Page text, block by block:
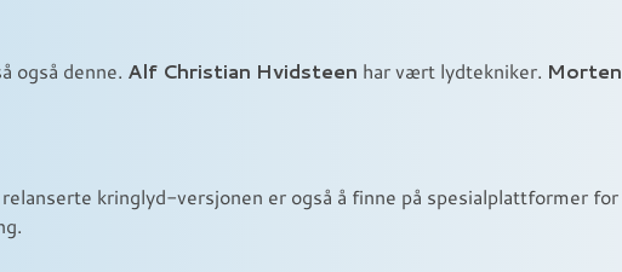
også denne. Alf Christian Hvidsteen har vært lydtekniker. Morten
kringlyd-versjonen er også å finne på spesialplattformer for